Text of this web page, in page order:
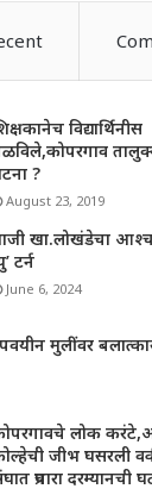
विद्यार्थिनीस
?
August 23, 2019
खा.लोखंडेचा
टर्न
June 6, 2024
मुलींवर
लोक
जीभ घसरली
प्रचारा दरम्यानची